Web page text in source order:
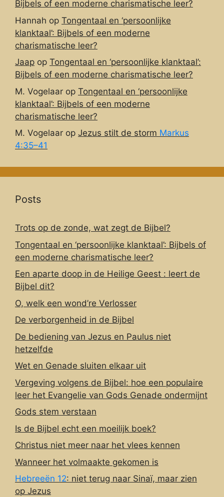
Bijbels of een moderne charismatische leer?
Hannah op Tongentaal en ‘persoonlijke
klanktaal’: Bijbels of een moderne
charismatische leer?
Jaap op Tongentaal en ‘persoonlijke klanktaal’:
Bijbels of een moderne charismatische leer?
M. Vogelaar op Tongentaal en ‘persoonlijke
klanktaal’: Bijbels of een moderne
charismatische leer?
M. Vogelaar op Jezus stilt de storm Markus
4:35–41
Posts
Trots op de zonde, wat zegt de Bijbel?
Tongentaal en ‘persoonlijke klanktaal’: Bijbels of
een moderne charismatische leer?
Een aparte doop in de Heilige Geest : leert de
Bijbel dit?
O, welk een wond’re Verlosser
De verborgenheid in de Bijbel
De bediening van Jezus en Paulus niet
hetzelfde
Wet en Genade sluiten elkaar uit
Vergeving volgens de Bijbel: hoe een populaire
leer het Evangelie van Gods Genade ondermijnt
Gods stem verstaan
Is de Bijbel echt een moeilijk boek?
Christus niet meer naar het vlees kennen
Wanneer het volmaakte gekomen is
Hebreeën 12: niet terug naar Sinaï, maar zien
op Jezus